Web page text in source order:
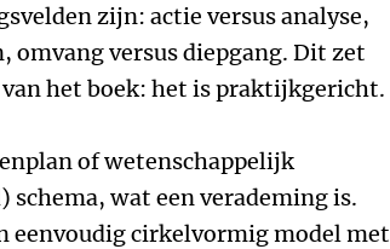
zijn: actie versus analyse,
omvang versus diepgang. Dit zet
het boek: het is praktijkgericht.
of wetenschappelijk
wat een verademing is.
eenvoudig cirkelvormig model met